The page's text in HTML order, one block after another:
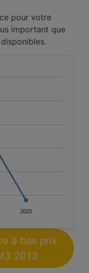
pour votre
important que
2025
à bas prix
2013